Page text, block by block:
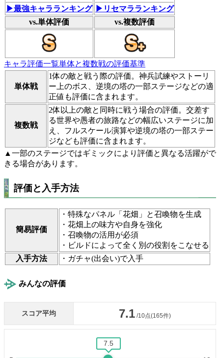
▶最強キャラランキング
▶リセマラランキング
vs.単体評価
vs.複数評価
キャラ評価一覧単体と複数戦の評価基準
単体戦
1体の敵と戦う際の評価。神兵試練やストーリ
ー上のボス、逆境の塔の一部ステージなどの適
正値も評価に含まれます。
複数戦
2体以上の敵と同時に戦う場合の評価。交差す
る世界や愚者の旅路などの幅広いステージに加
え、フルスケール演算や逆境の塔の一部ステー
ジなども評価に含まれます。
▲一部のステージではギミックにより評価と異なる活躍がで
きる場合があります。
評価と入手方法
簡易評価
・特殊なパネル「花畑」と召喚物を生成
・花畑上の味方や自身を強化
・召喚物の活用が必須
・ビルドによって全く別の役割をこなせる
入手方法
・ガチャ(出会い)で入手
みんなの評価